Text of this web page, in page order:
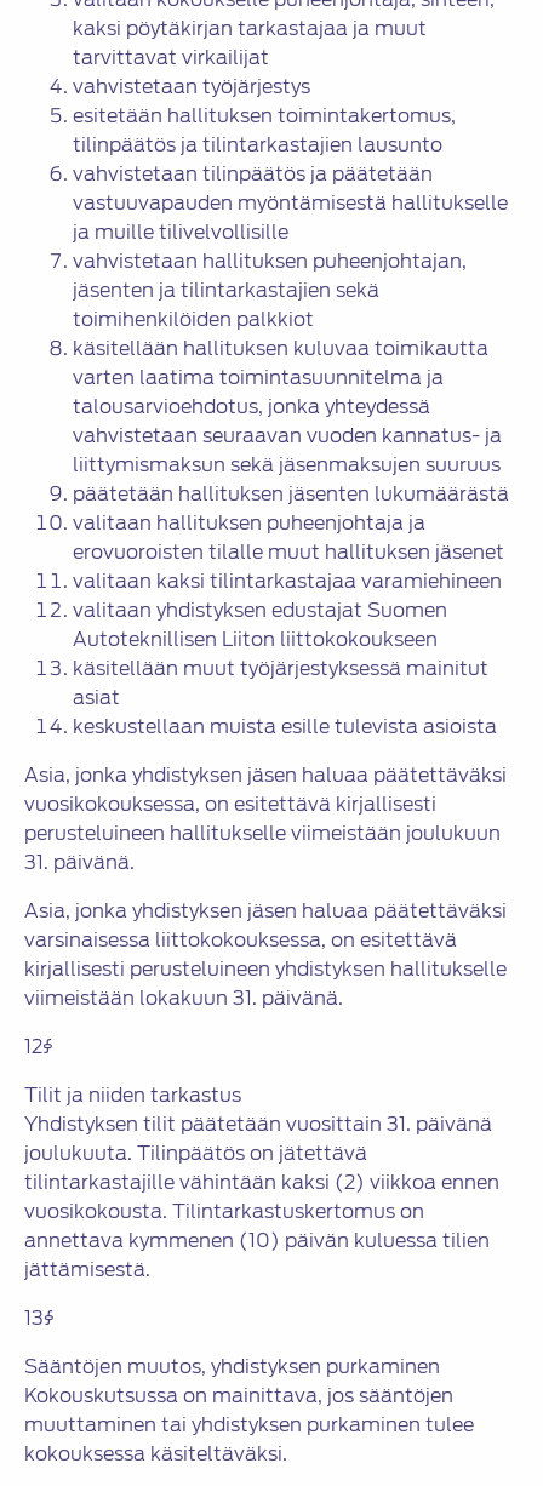
kaksi pöytäkirjan tarkastajaa ja muut
tarvittavat virkailijat
vahvistetaan työjärjestys
esitetään hallituksen toimintakertomus,
tilinpäätös ja tilintarkastajien lausunto
vahvistetaan tilinpäätös ja päätetään
vastuuvapauden myöntämisestä hallitukselle
ja muille tilivelvollisille
vahvistetaan hallituksen puheenjohtajan,
jäsenten ja tilintarkastajien sekä
toimihenkilöiden palkkiot
käsitellään hallituksen kuluvaa toimikautta
varten laatima toimintasuunnitelma ja
talousarvioehdotus, jonka yhteydessä
vahvistetaan seuraavan vuoden kannatus- ja
liittymismaksun sekä jäsenmaksujen suuruus
päätetään hallituksen jäsenten lukumäärästä
valitaan hallituksen puheenjohtaja ja
erovuoroisten tilalle muut hallituksen jäsenet
valitaan kaksi tilintarkastajaa varamiehineen
valitaan yhdistyksen edustajat Suomen
Autoteknillisen Liiton liittokokoukseen
käsitellään muut työjärjestyksessä mainitut
asiat
keskustellaan muista esille tulevista asioista
Asia, jonka yhdistyksen jäsen haluaa päätettäväksi
vuosikokouksessa, on esitettävä kirjallisesti
perusteluineen hallitukselle viimeistään joulukuun
31. päivänä.
Asia, jonka yhdistyksen jäsen haluaa päätettäväksi
varsinaisessa liittokokouksessa, on esitettävä
kirjallisesti perusteluineen yhdistyksen hallitukselle
viimeistään lokakuun 31. päivänä.
12§
Tilit ja niiden tarkastus
Yhdistyksen tilit päätetään vuosittain 31. päivänä
joulukuuta. Tilinpäätös on jätettävä
tilintarkastajille vähintään kaksi (2) viikkoa ennen
vuosikokousta. Tilintarkastuskertomus on
annettava kymmenen (10) päivän kuluessa tilien
jättämisestä.
13§
Sääntöjen muutos, yhdistyksen purkaminen
Kokouskutsussa on mainittava, jos sääntöjen
muuttaminen tai yhdistyksen purkaminen tulee
kokouksessa käsiteltäväksi.